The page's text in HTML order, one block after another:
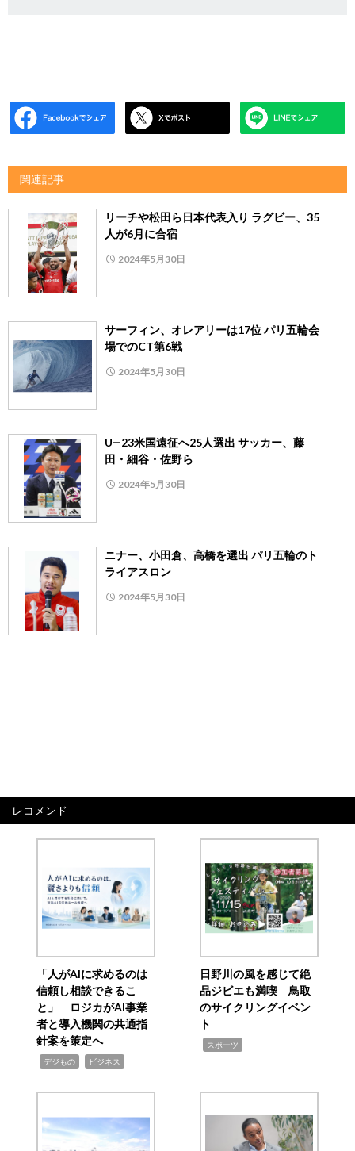
関連記事
リーチや松田ら日本代表入り ラグビー、35
人が6月に合宿
2024年5月30日
サーフィン、オレアリーは17位 パリ五輪会
場でのCT第6戦
2024年5月30日
U―23米国遠征へ25人選出 サッカー、藤
田・細谷・佐野ら
2024年5月30日
ニナー、小田倉、高橋を選出 パリ五輪のト
ライアスロン
2024年5月30日
レコメンド
「人がAIに求めるのは
信頼し相談できるこ
と」 ロジカがAI事業
者と導入機関の共通指
針案を策定へ
デジもの ビジネス
日野川の風を感じて絶
品ジビエも満喫 鳥取
のサイクリングイベン
ト
スポーツ